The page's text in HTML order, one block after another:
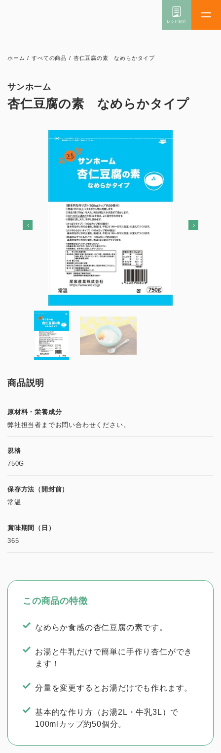
ホーム / すべての商品 / 杏仁豆腐の素 なめらかタイプ
サンホーム
杏仁豆腐の素 なめらかタイプ
商品説明
原材料・栄養成分
弊社担当者までお問い合わせください。
規格
750G
保存方法（開封前）
常温
賞味期間（日）
365
この商品の特徴
なめらか食感の杏仁豆腐の素です。
お湯と牛乳だけで簡単に手作り杏仁ができ
ます！
分量を変更するとお湯だけでも作れます。
基本的な作り方（お湯2L・牛乳3L）で
100mlカップ約50個分。